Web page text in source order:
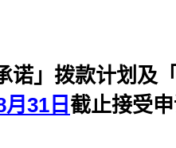
诺」拨款计划及
31日 截止接受申
及申请指引 计划